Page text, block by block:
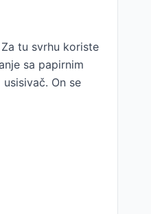
tu svrhu koriste
sa papirnim
On se